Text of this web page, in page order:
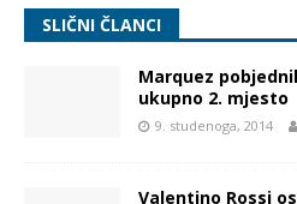
SLIČNI ČLANCI
Marquez
ukupno 2. mjesto
9. studenoga, 2014
Valentino Rossi